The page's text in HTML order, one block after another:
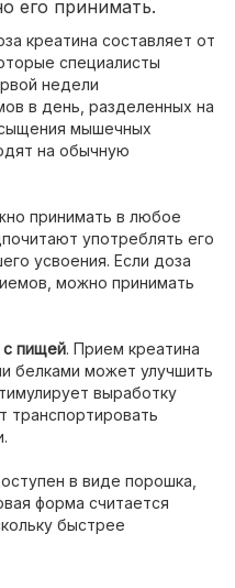
его принимать.
креатина составляет от
специалисты
недели
в день, разделенных на
мышечных
на обычную
принимать в любое
употреблять его
усвоения. Если доза
можно принимать
с пищей. Прием креатина
белками может улучшить
выработку
транспортировать
в виде порошка,
форма считается
быстрее